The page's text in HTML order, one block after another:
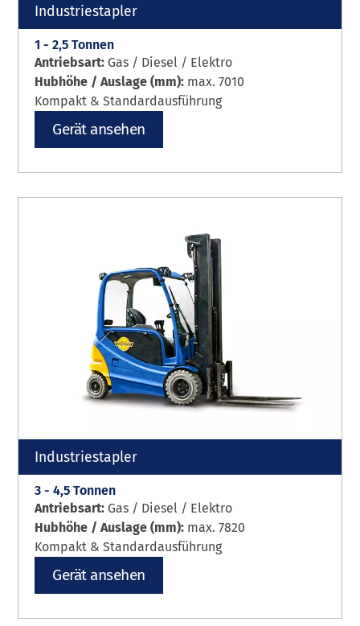
Industriestapler
1 - 2,5 Tonnen
Antriebsart: Gas / Diesel / Elektro
Hubhöhe / Auslage (mm): max. 7010
Kompakt & Standardausführung
Gerät ansehen
Industriestapler
3 - 4,5 Tonnen
Antriebsart: Gas / Diesel / Elektro
Hubhöhe / Auslage (mm): max. 7820
Kompakt & Standardausführung
Gerät ansehen